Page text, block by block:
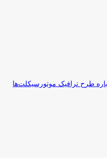
طرح ترافیک موتورسیکلت‌ها